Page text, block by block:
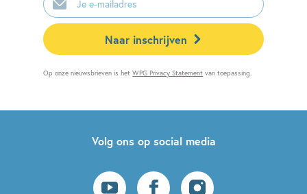
mailadres
Naar inschrijven
Op onze nieuwsbrieven is hetWPG Privacy Statement van toepassing.
Volg ons op social media